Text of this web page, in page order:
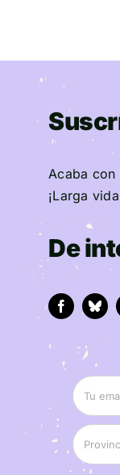
Acaba con
¡Larga
De